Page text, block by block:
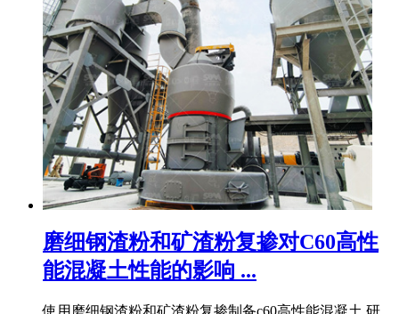
磨细钢渣粉和矿渣粉复掺对C60高性
能混凝土性能的影响 ...
使用磨细钢渣粉和矿渣粉复掺制备c60高性能混凝土,研